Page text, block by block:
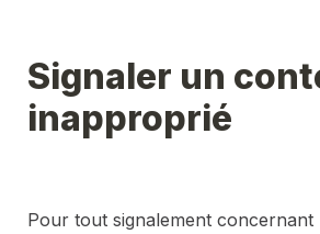
Signaler un
inapproprié
Pour tout signalement concernant